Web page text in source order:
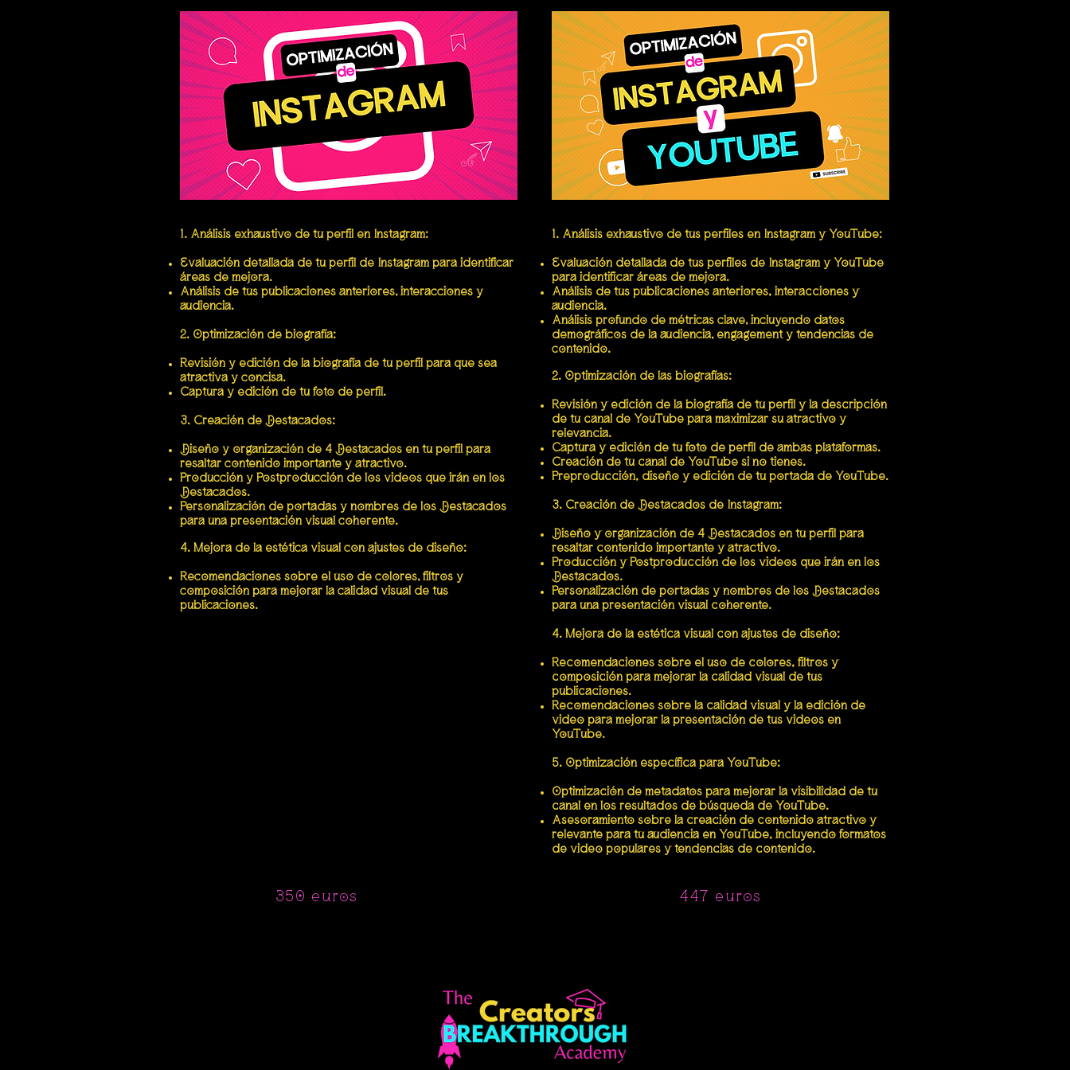
1. Análisis exhaustivo de tu perfil en Instagram:
Evaluación detallada de tu perfil de Instagram para identificar
áreas de mejora.
Análisis de tus publicaciones anteriores, interacciones y
audiencia.
2. Optimización de biografía:
Revisión y edición de la biografía de tu perfil para que sea
atractiva y concisa.
Captura y edición de tu foto de perfil.
3. Creación de Destacados:
Diseño y organización de 4 Destacados en tu perfil para
resaltar contenido importante y atractivo.
Producción y Postproducción de los videos que irán en los
Destacados.
Personalización de portadas y nombres de los Destacados
para una presentación visual coherente.
4. Mejora de la estética visual con ajustes de diseño:
Recomendaciones sobre el uso de colores, filtros y
composición para mejorar la calidad visual de tus
publicaciones.
1. Análisis exhaustivo de tus perfiles en Instagram y YouTube:
Evaluación detallada de tus perfiles de Instagram y YouTube
para identificar áreas de mejora.
Análisis de tus publicaciones anteriores, interacciones y
audiencia.
Análisis profundo de métricas clave, incluyendo datos
demográficos de la audiencia, engagement y tendencias de
contenido.
2. Optimización de las biografías:
Revisión y edición de la biografía de tu perfil y la descripción
de tu canal de YouTube para maximizar su atractivo y
relevancia.
Captura y edición de tu foto de perfil de ambas plataformas.
Creación de tu canal de YouTube si no tienes.
Preproducción, diseño y edición de tu portada de YouTube.
3. Creación de Destacados de Instagram:
Diseño y organización de 4 Destacados en tu perfil para
resaltar contenido importante y atractivo.
Producción y Postproducción de los videos que irán en los
Destacados.
Personalización de portadas y nombres de los Destacados
para una presentación visual coherente.
4. Mejora de la estética visual con ajustes de diseño:
Recomendaciones sobre el uso de colores, filtros y
composición para mejorar la calidad visual de tus
publicaciones.
Recomendaciones sobre la calidad visual y la edición de
video para mejorar la presentación de tus videos en
YouTube.
5. Optimización específica para YouTube:
Optimización de metadatos para mejorar la visibilidad de tu
canal en los resultados de búsqueda de YouTube.
Asesoramiento sobre la creación de contenido atractivo y
relevante para tu audiencia en YouTube, incluyendo formatos
de video populares y tendencias de contenido.
350 euros 447 euros